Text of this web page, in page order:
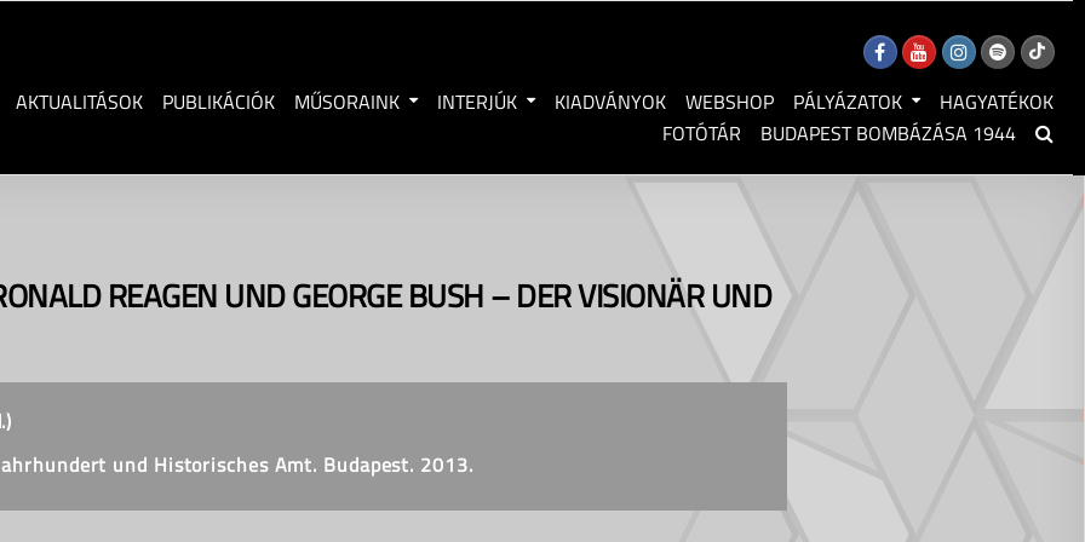
AKTUALITÁSOK PUBLIKÁCIÓK MŰSORAINK INTERJÚK KIADVÁNYOK WEBSHOP PÁLYÁZATOK
HAGYATÉKOK
FOTÓTÁR
BUDAPEST BOMBÁZÁSA 1944
REAGEN UND GEORGE BUSH – DER VISIONÄR UND
und Historisches Amt. Budapest. 2013.